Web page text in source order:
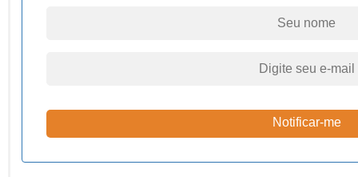
Notificar-me